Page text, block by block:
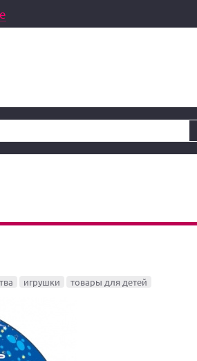
игрушки товары для детей